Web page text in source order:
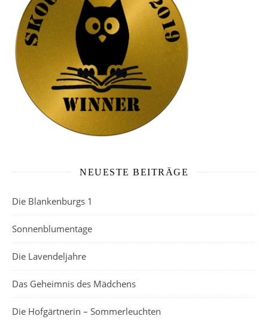
NEUESTE BEITRÄGE
Die Blankenburgs 1
Sonnenblumentage
Die Lavendeljahre
Das Geheimnis des Mädchens
Die Hofgärtnerin – Sommerleuchten